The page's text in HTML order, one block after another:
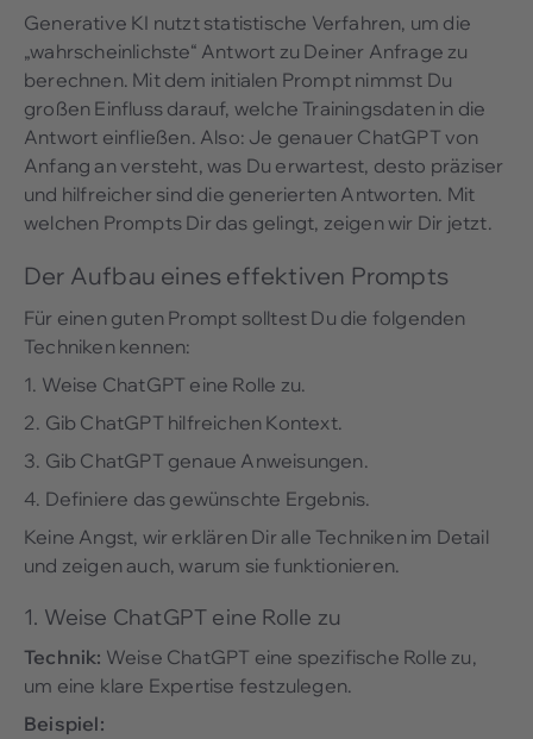
Generative KI nutzt statistische Verfahren, um die
„wahrscheinlichste“ Antwort zu Deiner Anfrage zu
berechnen. Mit dem initialen Prompt nimmst Du
großen Einfluss darauf, welche Trainingsdaten in die
Antwort einfließen. Also: Je genauer ChatGPT von
Anfang an versteht, was Du erwartest, desto präziser
und hilfreicher sind die generierten Antworten. Mit
welchen Prompts Dir das gelingt, zeigen wir Dir jetzt.
Der Aufbau eines effektiven Prompts
Für einen guten Prompt solltest Du die folgenden
Techniken kennen:
1. Weise ChatGPT eine Rolle zu.
2. Gib ChatGPT hilfreichen Kontext.
3. Gib ChatGPT genaue Anweisungen.
4. Definiere das gewünschte Ergebnis.
Keine Angst, wir erklären Dir alle Techniken im Detail
und zeigen auch, warum sie funktionieren.
1. Weise ChatGPT eine Rolle zu
Technik: Weise ChatGPT eine spezifische Rolle zu,
um eine klare Expertise festzulegen.
Beispiel: